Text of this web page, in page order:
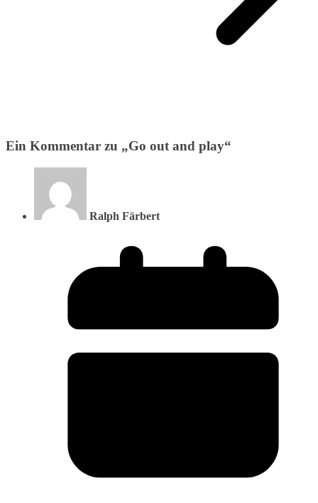
Ein Kommentar zu „Go out and play“
Ralph Färbert